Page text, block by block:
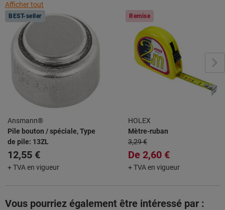
Afficher tout
BEST-seller
Ansmann®
Pile bouton / spéciale, Type
de pile: 13ZL
12,55 €
+ TVA en vigueur
Remise
HOLEX
Mètre-ruban
3,29 €
De 2,60 €
+ TVA en vigueur
Vous pourriez également être intéressé par :